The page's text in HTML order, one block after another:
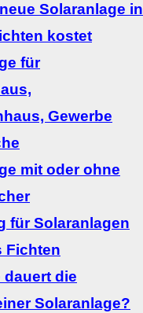
Solaranlage in
kostet
für
Gewerbe
mit oder ohne
für Solaranlagen
Fichten
die
Solaranlage?